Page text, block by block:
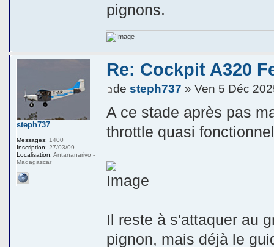
pignons.
Re: Cockpit A320
desteph737 » Ven 5 Déc
A ce stade après pas
throttle quasi
Il reste à s'attaquer au
pignon, mais déjà le
steph737
Messages: 1400
Inscription: 27/03/09
Localisation: Antananarivo -
Madagascar